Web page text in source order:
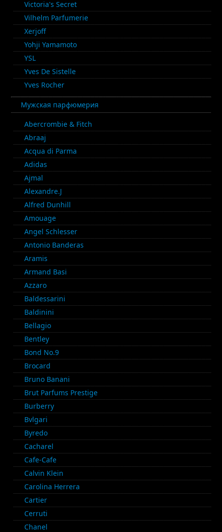
Victoria's Secret
Vilhelm Parfumerie
Xerjoff
Yohji Yamamoto
YSL
Yves De Sistelle
Yves Rocher
Мужская парфюмерия
Abercrombie & Fitch
Abraaj
Acqua di Parma
Adidas
Ajmal
Alexandre.J
Alfred Dunhill
Amouage
Angel Schlesser
Antonio Banderas
Aramis
Armand Basi
Azzaro
Baldessarini
Baldinini
Bellagio
Bentley
Bond No.9
Brocard
Bruno Banani
Brut Parfums Prestige
Burberry
Bvlgari
Byredo
Cacharel
Cafe-Cafe
Calvin Klein
Carolina Herrera
Cartier
Cerruti
Chanel